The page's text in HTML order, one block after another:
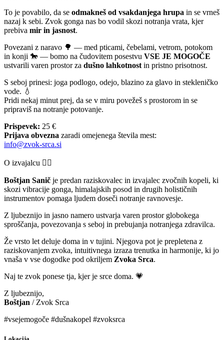
To je povabilo, da se odmakneš od vsakdanjega hrupa in se vrneš
nazaj k sebi. Zvok gonga nas bo vodil skozi notranja vrata, kjer
prebiva mir in jasnost.
Povezani z naravo 🌳 — med pticami, čebelami, vetrom, potokom
in konji 🐎 — bomo na čudovitem posestvu VSE JE MOGOČE
ustvarili varen prostor za dušno lahkotnost in pristno prisotnost.
S seboj prinesi: joga podlogo, odejo, blazino za glavo in stekleničko
vode. 💧
Pridi nekaj minut prej, da se v miru povežeš s prostorom in se
pripraviš na notranje potovanje.
Prispevek: 25 €
Prijava obvezna zaradi omejenega števila mest:
info@zvok-srca.si
O izvajalcu 🧘‍♂️
Boštjan Sanič je predan raziskovalec in izvajalec zvočnih kopeli, ki
skozi vibracije gonga, himalajskih posod in drugih holističnih
instrumentov pomaga ljudem doseči notranje ravnovesje.
Z ljubeznijo in jasno namero ustvarja varen prostor globokega
sproščanja, povezovanja s seboj in prebujanja notranjega zdravilca.
Že vrsto let deluje doma in v tujini. Njegova pot je prepletena z
raziskovanjem zvoka, intuitivnega izraza trenutka in harmonije, ki jo
vnaša v vse dogodke pod okriljem Zvoka Srca.
Naj te zvok ponese tja, kjer je srce doma. 💗
Z ljubeznijo,
Boštjan / Zvok Srca
#vsejemogoče #dušnakopel #zvoksrca